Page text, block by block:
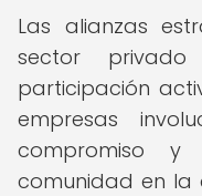
Las alianzas
sector
participación
empresas
compromiso
comunidad en la